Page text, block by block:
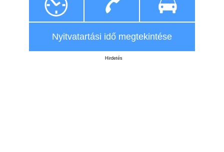
Nyitvatartási idő megtekintése
Hirdetés